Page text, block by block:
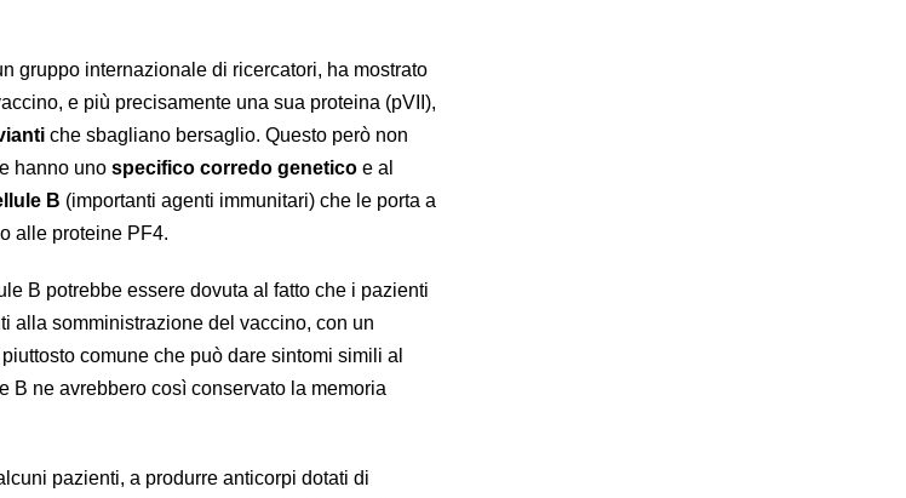
gruppo internazionale di ricercatori, ha mostrato
e più precisamente una sua proteina (pVII),
che sbagliano bersaglio. Questo però non
hanno uno specifico corredo genetico e al
B (importanti agenti immunitari) che le porta a
alle proteine PF4.
B potrebbe essere dovuta al fatto che i pazienti
alla somministrazione del vaccino, con un
piuttosto comune che può dare sintomi simili al
B ne avrebbero così conservato la memoria
pazienti, a produrre anticorpi dotati di